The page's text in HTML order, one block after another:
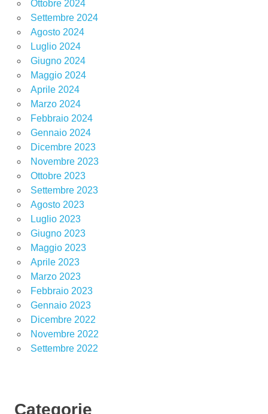
Ottobre 2024
Settembre 2024
Agosto 2024
Luglio 2024
Giugno 2024
Maggio 2024
Aprile 2024
Marzo 2024
Febbraio 2024
Gennaio 2024
Dicembre 2023
Novembre 2023
Ottobre 2023
Settembre 2023
Agosto 2023
Luglio 2023
Giugno 2023
Maggio 2023
Aprile 2023
Marzo 2023
Febbraio 2023
Gennaio 2023
Dicembre 2022
Novembre 2022
Settembre 2022
Categorie